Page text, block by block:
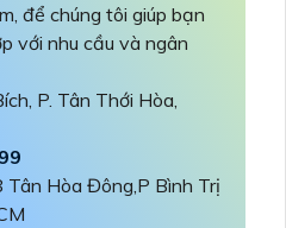
để chúng tôi giúp bạn
với nhu cầu và ngân
P. Tân Thới Hòa,
Hòa Đông,P Bình Trị